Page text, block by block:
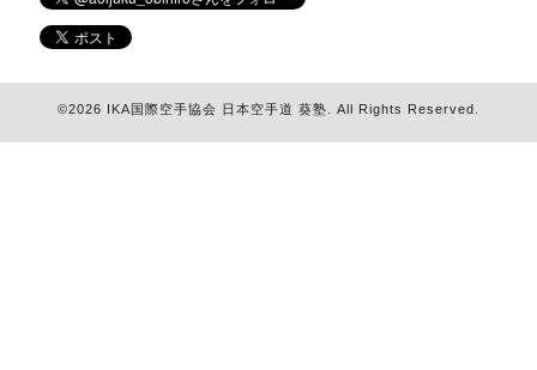
©2026 IKA国際空手協会 日本空手道 葵塾 . All Rights Reserved.